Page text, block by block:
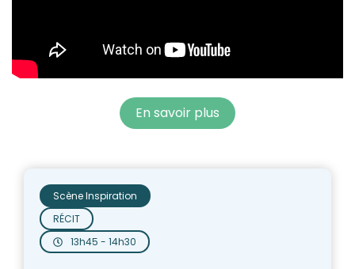
En savoir plus
13h45 - 14h30
RÉCIT
Scène Inspiration